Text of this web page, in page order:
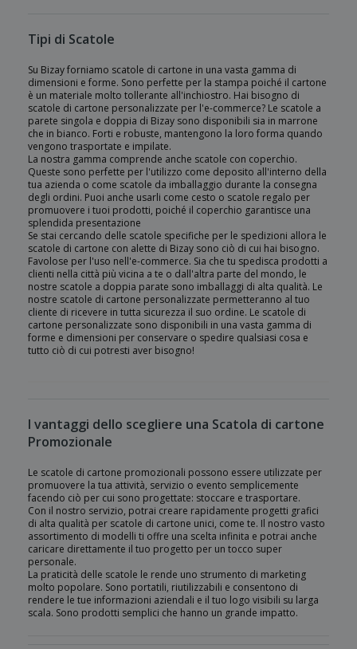
Tipi di Scatole
Su Bizay forniamo scatole di cartone in una vasta gamma di
dimensioni e forme. Sono perfette per la stampa poiché il cartone
è un materiale molto tollerante all'inchiostro. Hai bisogno di
scatole di cartone personalizzate per l'e-commerce? Le scatole a
parete singola e doppia di Bizay sono disponibili sia in marrone
che in bianco. Forti e robuste, mantengono la loro forma quando
vengono trasportate e impilate.
La nostra gamma comprende anche scatole con coperchio.
Queste sono perfette per l'utilizzo come deposito all'interno della
tua azienda o come scatole da imballaggio durante la consegna
degli ordini. Puoi anche usarli come cesto o scatole regalo per
promuovere i tuoi prodotti, poiché il coperchio garantisce una
splendida presentazione
Se stai cercando delle scatole specifiche per le spedizioni allora le
scatole di cartone con alette di Bizay sono ciò di cui hai bisogno.
Favolose per l'uso nell'e-commerce. Sia che tu spedisca prodotti a
clienti nella città più vicina a te o dall'altra parte del mondo, le
nostre scatole a doppia parate sono imballaggi di alta qualità. Le
nostre scatole di cartone personalizzate permetteranno al tuo
cliente di ricevere in tutta sicurezza il suo ordine. Le scatole di
cartone personalizzate sono disponibili in una vasta gamma di
forme e dimensioni per conservare o spedire qualsiasi cosa e
tutto ciò di cui potresti aver bisogno!
I vantaggi dello scegliere una Scatola di cartone
Promozionale
Le scatole di cartone promozionali possono essere utilizzate per
promuovere la tua attività, servizio o evento semplicemente
facendo ciò per cui sono progettate: stoccare e trasportare.
Con il nostro servizio, potrai creare rapidamente progetti grafici
di alta qualità per scatole di cartone unici, come te. Il nostro vasto
assortimento di modelli ti offre una scelta infinita e potrai anche
caricare direttamente il tuo progetto per un tocco super
personale.
La praticità delle scatole le rende uno strumento di marketing
molto popolare. Sono portatili, riutilizzabili e consentono di
rendere le tue informazioni aziendali e il tuo logo visibili su larga
scala. Sono prodotti semplici che hanno un grande impatto.